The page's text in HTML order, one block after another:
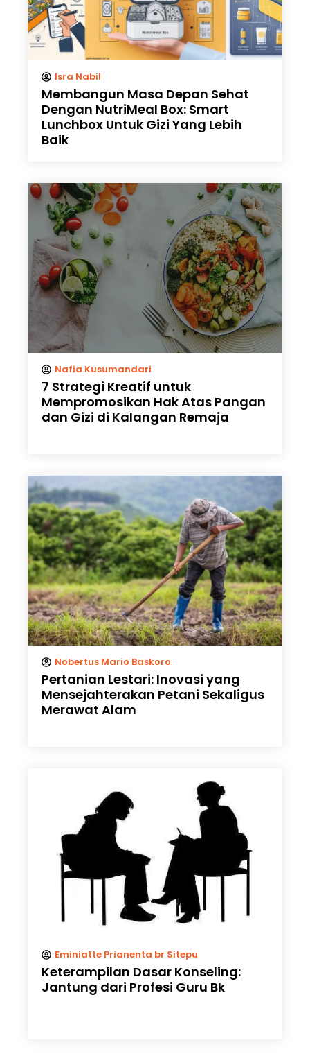
Isra Nabil
Membangun Masa Depan Sehat
Dengan NutriMeal Box: Smart
Lunchbox Untuk Gizi Yang Lebih
Baik
Nafia Kusumandari
7 Strategi Kreatif untuk
Mempromosikan Hak Atas Pangan
dan Gizi di Kalangan Remaja
Nobertus Mario Baskoro
Pertanian Lestari: Inovasi yang
Mensejahterakan Petani Sekaligus
Merawat Alam
Eminiatte Prianenta br Sitepu
Keterampilan Dasar Konseling:
Jantung dari Profesi Guru Bk